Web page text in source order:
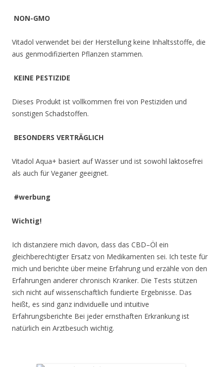
NON-GMO
Vitadol verwendet bei der Herstellung keine Inhaltsstoffe, die
aus genmodifizierten Pflanzen stammen.
KEINE PESTIZIDE
Dieses Produkt ist vollkommen frei von Pestiziden und
sonstigen Schadstoffen.
BESONDERS VERTRÄGLICH
Vitadol Aqua+ basiert auf Wasser und ist sowohl laktosefrei
als auch für Veganer geeignet.
#werbung
Wichtig!
Ich distanziere mich davon, dass das CBD–Öl ein
gleichberechtigter Ersatz von Medikamenten sei. Ich teste für
mich und berichte über meine Erfahrung und erzähle von den
Erfahrungen anderer chronisch Kranker. Die Tests stützen
sich nicht auf wissenschaftlich fundierte Ergebnisse. Das
heißt, es sind ganz individuelle und intuitive
Erfahrungsberichte Bei jeder ernsthaften Erkrankung ist
natürlich ein Arztbesuch wichtig.